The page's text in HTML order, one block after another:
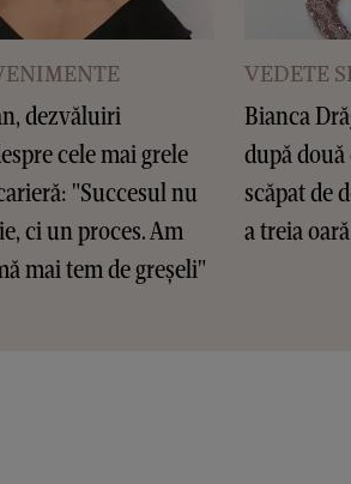
dezvăluiri
cele mai grele
"Succesul nu
ci un proces. Am
mai tem de greșeli"
VEDETE
Bianca
după
scăpat de
a treia